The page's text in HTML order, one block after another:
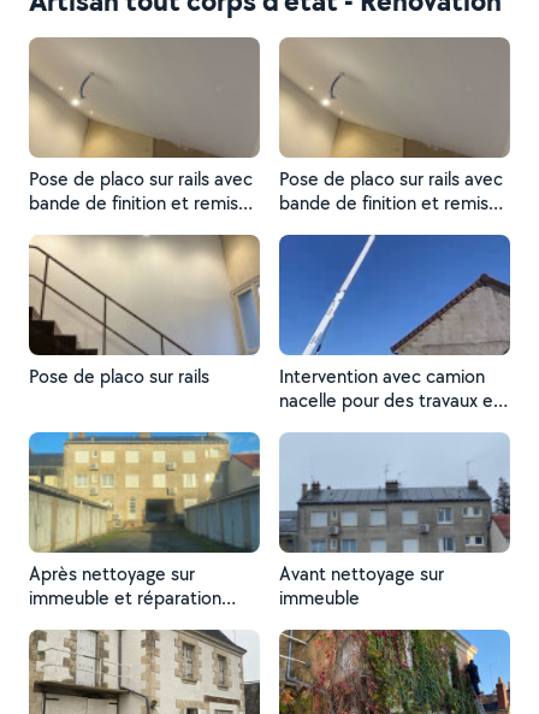
Pose de placo sur rails avec
bande de finition et remise
Pose de placo sur rails avec
bande de finition et remise
Pose de placo sur rails
Intervention avec camion
nacelle pour des travaux en
Après nettoyage sur
immeuble et réparation
Avant nettoyage sur
immeuble